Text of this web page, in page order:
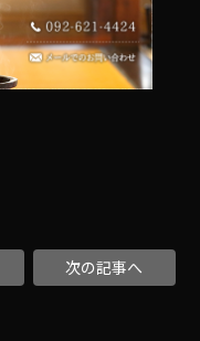
次の記事へ